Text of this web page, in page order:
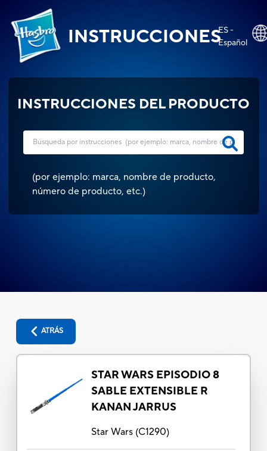
INSTRUCCIONESES -
Español
INSTRUCCIONES DEL PRODUCTO
(por ejemplo: marca, nombre de producto,
número de producto, etc.)
ATRÁS
STAR WARS EPISODIO 8
SABLE EXTENSIBLE R
KANAN JARRUS
Star Wars(C1290)